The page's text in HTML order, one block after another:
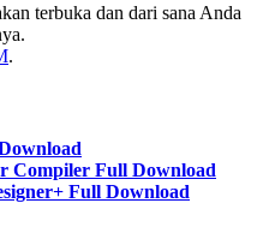
terbuka dan dari sana Anda
.
Compiler Full Download
Full Download